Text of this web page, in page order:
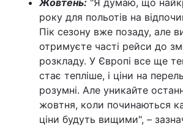
Жовтень: "Я думаю, що
року для польотів на
Пік сезону вже позаду, але
отримуєте часті рейси до
розкладу. У Європі все ще
стає тепліше, і ціни на
розумні. Але уникайте
жовтня, коли починаються
ціни будуть вищими", –